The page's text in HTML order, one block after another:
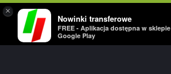
×
Nowinki transferowe
FREE - Aplikacja dostępna w sklepie
Google Play